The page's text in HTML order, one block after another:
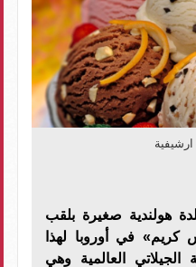
هولندية صغيرة بلقب
كريم» في أوروبا لهذا
العالمية وهي